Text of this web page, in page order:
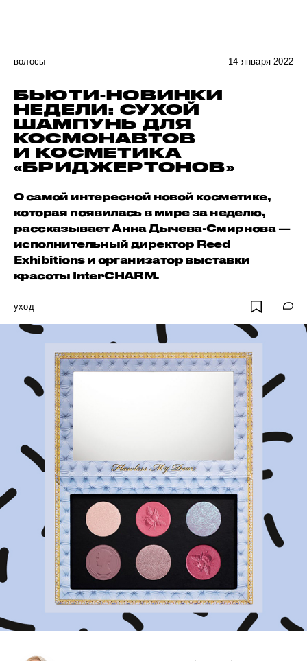
волосы 14 января 2022
БЬЮТИ-НОВИНКИ
НЕДЕЛИ: СУХОЙ
ШАМПУНЬ ДЛЯ
КОСМОНАВТОВ
И КОСМЕТИКА
«БРИДЖЕРТОНОВ»
О самой интересной новой косметике,
которая появилась в мире за неделю,
рассказывает Анна Дычева-Смирнова —
исполнительный директор Reed
Exhibitions и организатор выставки
красоты InterCHARM.
уход